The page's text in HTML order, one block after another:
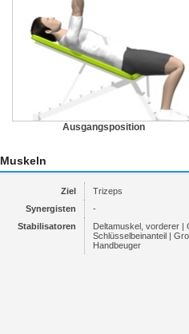
Ausgangsposition
Muskeln
Ziel
Trizeps
Synergisten
-
Stabilisatoren
Deltamuskel, vorderer |
Schlüsselbeinanteil |
Handbeuger